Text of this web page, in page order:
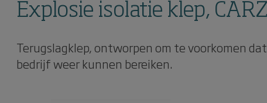
Explosie isolatie klep, CARZ
Terugslagklep, ontworpen om te voorkomen
bedrijf weer kunnen bereiken.